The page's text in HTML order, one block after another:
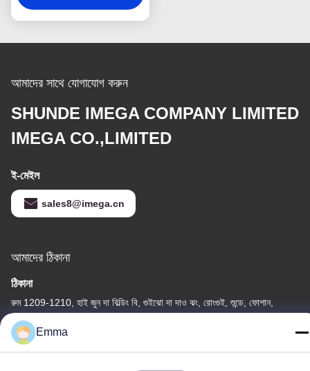
আমাদের সাথে যোগাযোগ করুন
SHUNDE IMEGA COMPANY LIMITED
IMEGA CO.,LIMITED
ই-মেইল
sales8@imega.cn
আমাদের ঠিকানা
ঠিকানা
রুম 1209-1210, হাই জুন দা বিল্ডিং বি, গুইঝো দা দাও ঝং, রোংগুই, শুন্ডে, ফোশান,
গুয়াংডং, চীন
টেল
Emma